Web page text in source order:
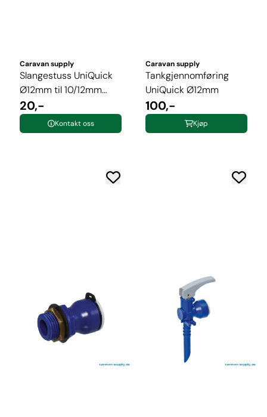
Caravan supply
Slangestuss UniQuick
Ø12mm til 10/12mm
slange ...
20,-
Kontakt oss
Caravan supply
Tankgjennomføring
UniQuick Ø12mm
100,-
Kjøp